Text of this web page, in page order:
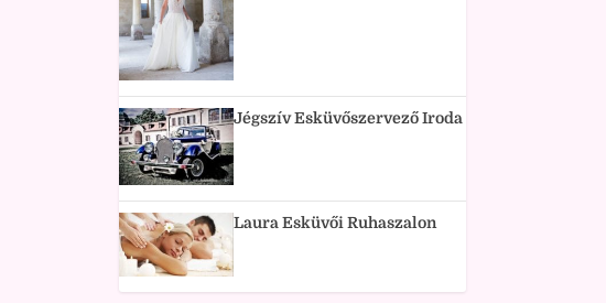
Jégszív Esküvőszervező Iroda
Laura Esküvői Ruhaszalon